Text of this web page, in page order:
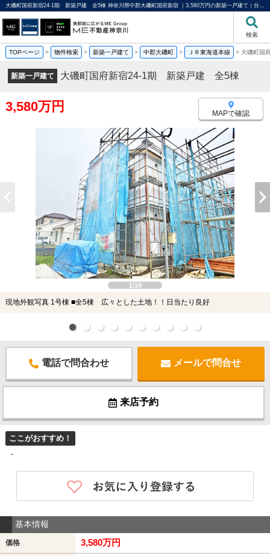
大磯町国府新宿24-1期 新築戸建 全5棟 神奈川県中郡大磯町国府新宿 ｜3,580万円の新築一戸建て｜分譲住宅や新築物件｜ME不動産神奈川
検索
TOPページ > 物件検索 > 新築一戸建て > 中郡大磯町 > ＪＲ東海道本線 > 大磯町国
新築一戸建て 大磯町国府新宿24-1期 新築戸建 全5棟
3,580万円 MAPで確認
1/10
現地外観写真 1号棟 ■全5棟 広々とした土地！！日当たり良好
電話で問合わせ メールで問合せ
来店予約
ここがおすすめ！
-
基本情報
価格 3,580万円